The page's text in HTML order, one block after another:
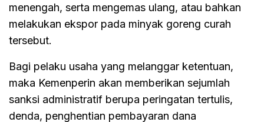
menengah, serta mengemas ulang, atau bahkan
melakukan ekspor pada minyak goreng curah
tersebut.
Bagi pelaku usaha yang melanggar ketentuan,
maka Kemenperin akan memberikan sejumlah
sanksi administratif berupa peringatan tertulis,
denda, penghentian pembayaran dana